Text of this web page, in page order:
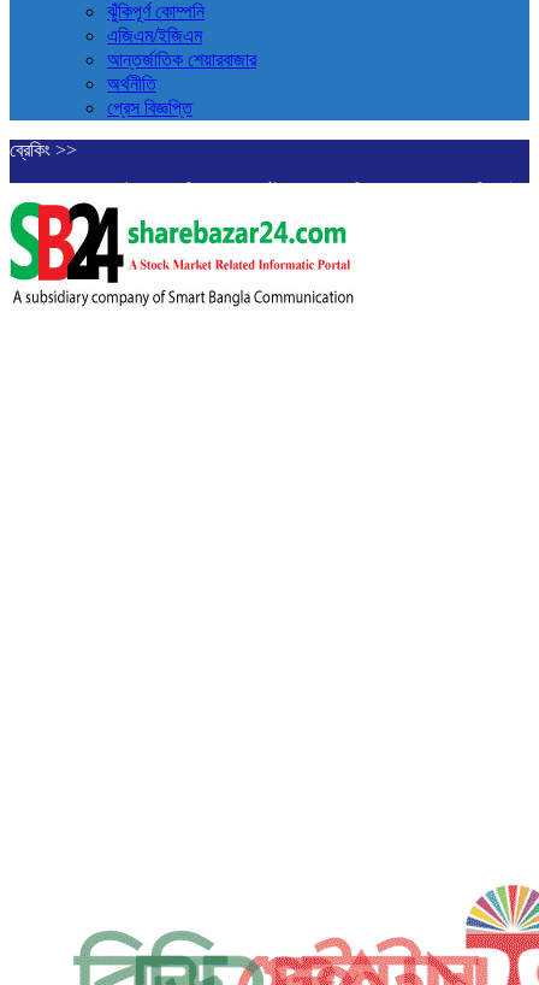
ঝুঁকিপূর্ণ কোম্পনি
এজিএম/ইজিএম
আন্তর্জাতিক শেয়ারবাজার
অর্থনীতি
প্রেস বিজ্ঞপ্তি
ব্রেকিং >>
ব্যাখ্যা দিল এস আলম কোল্ড রোল্ড স্টিল